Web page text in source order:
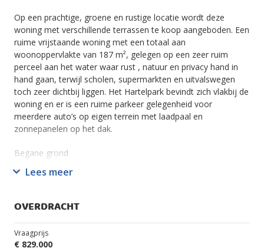
Op een prachtige, groene en rustige locatie wordt deze
woning met verschillende terrassen te koop aangeboden. Een
ruime vrijstaande woning met een totaal aan
woonoppervlakte van 187 m², gelegen op een zeer ruim
perceel aan het water waar rust , natuur en privacy hand in
hand gaan, terwijl scholen, supermarkten en uitvalswegen
toch zeer dichtbij liggen. Het Hartelpark bevindt zich vlakbij de
woning en er is een ruime parkeer gelegenheid voor
meerdere auto’s op eigen terrein met laadpaal en
zonnepanelen op het dak.
Begane grond
met fonteintje, meterkast en voorzien van een grind vloer.
splitairco, een inbouw haard, een grind vloer met
licht naar binnen en kijk je uit op het groen.
Lees meer
OVERDRACHT
Vraagprijs
€ 829.000